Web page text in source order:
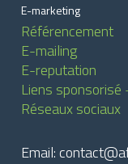
E-marketing
Référencement
E-mailing
E-reputation
Liens sponsorisé
Réseaux sociaux
Email: